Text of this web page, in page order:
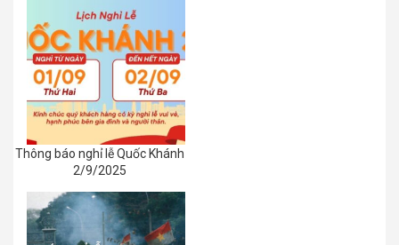
Thông báo nghỉ lễ Quốc Khánh
2/9/2025